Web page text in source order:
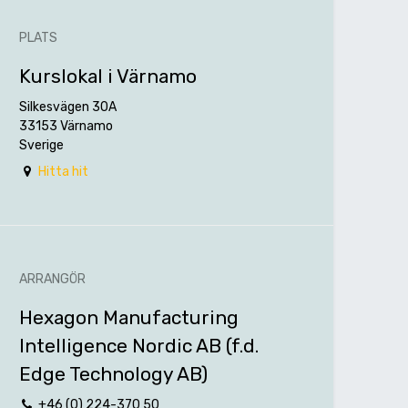
PLATS
Kurslokal i Värnamo
Silkesvägen 30A
33153 Värnamo
Sverige
Hitta hit
ARRANGÖR
Hexagon Manufacturing
Intelligence Nordic AB (f.d.
Edge Technology AB)